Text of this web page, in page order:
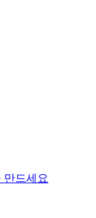
만드세요